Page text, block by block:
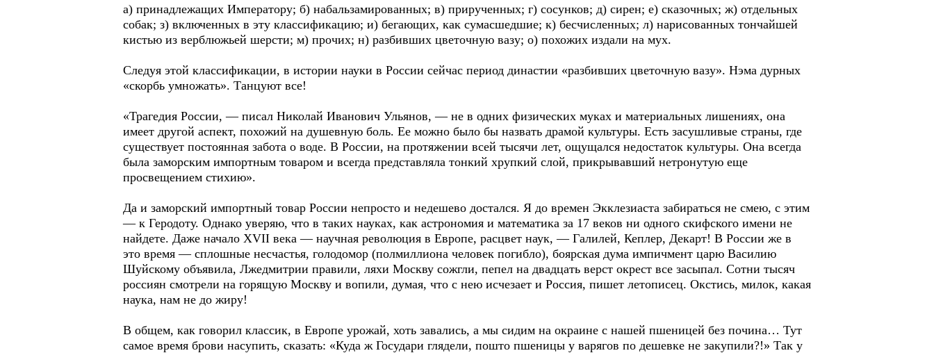
а) принадлежащих Императору; б) набальзамированных; в) прирученных; г) сосунков; д) сирен; е) сказочных; ж) отдельных
собак; з) включенных в эту классификацию; и) бегающих, как сумасшедшие; к) бесчисленных; л) нарисованных тончайшей
кистью из верблюжьей шерсти; м) прочих; н) разбивших цветочную вазу; о) похожих издали на мух.
Следуя этой классификации, в истории науки в России сейчас период династии «разбивших цветочную вазу». Нэма дурных
«скорбь умножать». Танцуют все!
«Трагедия России, — писал Николай Иванович Ульянов, — не в одних физических муках и материальных лишениях, она
имеет другой аспект, похожий на душевную боль. Ее можно было бы назвать драмой культуры. Есть засушливые страны, где
существует постоянная забота о воде. В России, на протяжении всей тысячи лет, ощущался недостаток культуры. Она всегда
была заморским импортным товаром и всегда представляла тонкий хрупкий слой, прикрывавший нетронутую еще
просвещением стихию».
Да и заморский импортный товар России непросто и недешево достался. Я до времен Экклезиаста забираться не смею, с этим
— к Геродоту. Однако уверяю, что в таких науках, как астрономия и математика за 17 веков ни одного скифского имени не
найдете. Даже начало XVII века — научная революция в Европе, расцвет наук, — Галилей, Кеплер, Декарт! В России же в
это время — сплошные несчастья, голодомор (полмиллиона человек погибло), боярская дума импичмент царю Василию
Шуйскому объявила, Лжедмитрии правили, ляхи Москву сожгли, пепел на двадцать верст окрест все засыпал. Сотни тысяч
россиян смотрели на горящую Москву и вопили, думая, что с нею исчезает и Россия, пишет летописец. Окстись, милок, какая
наука, нам не до жиру!
В общем, как говорил классик, в Европе урожай, хоть завались, а мы сидим на окраине с нашей пшеницей без почина… Тут
самое время брови насупить, сказать: «Куда ж Государи глядели, пошто пшеницы у варягов по дешевке не закупили?!» Так у